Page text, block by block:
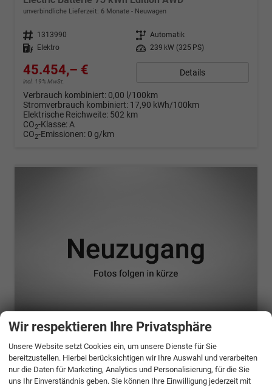
unverbindliche Lieferzeit: 6 Monate Neuwagen
Fahrzeugnr. 1313990 Getriebe Automatik
Kraftstoff
Elektro Leistung 239 kW (325 PS)
45.454,– €
incl. 19% MwSt.
Details
Verbrauch kombiniert: 0,00 l/100km
Stromverbrauch kombiniert: 17,90 kWh/100km
Elektrische Reichweite: 502 km
CO2-Klasse:A
CO2-Emissionen: 0 g/km
ab 941,– € mtl.
Opel Grandland
Electric Batterie 73 kWh Ultimate
Wir respektieren Ihre Privatsphäre
Unsere Website setzt Cookies ein, um unsere Dienste für Sie
bereitzustellen. Hierbei berücksichtigen wir Ihre Auswahl und verarbeiten
nur die Daten für Marketing, Analytics und Personalisierung, für die Sie
uns Ihr Einverständnis geben. Sie können Ihre Einwilligung jederzeit mit